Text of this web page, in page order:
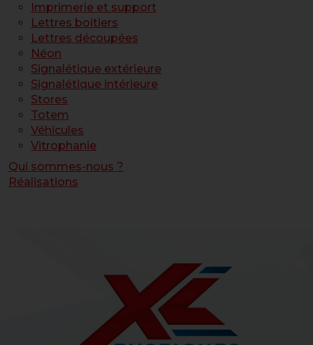
Imprimerie et support
Lettres boitiers
Lettres découpées
Néon
Signalétique extérieure
Signalétique intérieure
Stores
Totem
Véhicules
Vitrophanie
Qui sommes-nous ?
Réalisations